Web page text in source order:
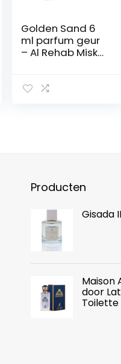
Golden Sand 6
ml parfum geur
– Al Rehab Misk
musk muskus
Producten
Gisada
Maison
door
Toilette